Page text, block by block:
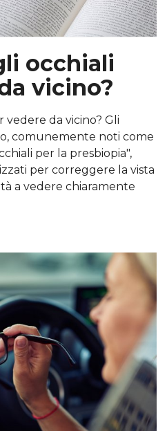
occhiali
vicino?
vedere da vicino? Gli
comunemente noti come
per la presbiopia",
per correggere la vista
a vedere chiaramente